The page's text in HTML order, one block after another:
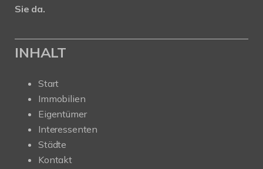
Sie da.
INHALT
Start
Immobilien
Eigentümer
Interessenten
Städte
Kontakt